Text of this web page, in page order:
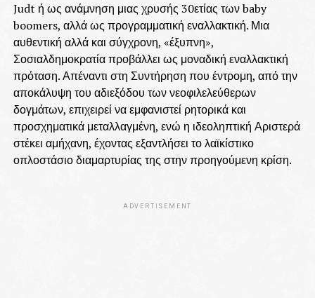
Judt ή ως ανάμνηση μιας χρυσής 30ετίας των baby
boomers, αλλά ως προγραμματική εναλλακτική. Μια
αυθεντική αλλά και σύγχρονη, «έξυπνη»,
Σοσιαλδημοκρατία προβάλλει ως μοναδική εναλλακτική
πρόταση. Απέναντι στη Συντήρηση που έντρομη, από την
αποκάλυψη του αδιεξόδου των νεοφιλελεύθερων
δογμάτων, επιχειρεί να εμφανιστεί ρητορικά και
προσχηματικά μεταλλαγμένη, ενώ η ιδεοληπτική Αριστερά
στέκει αμήχανη, έχοντας εξαντλήσει το λαϊκίστικο
οπλοστάσιο διαμαρτυρίας της στην προηγούμενη κρίση.
ADVERTISEMENT